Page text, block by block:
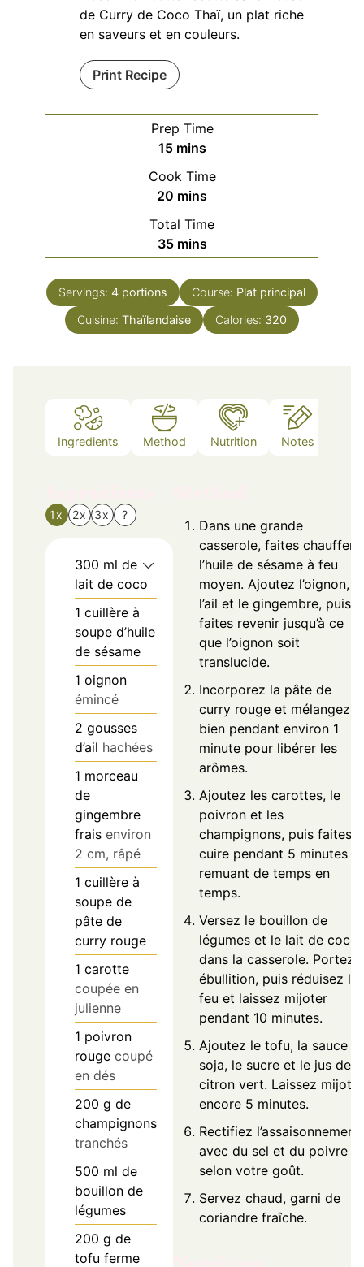
de Curry de Coco Thaï, un plat riche
en saveurs et en couleurs.
Print Recipe
Prep Time
15minutes
mins
Cook Time
20 minutes
mins
Total Time
35minutes
mins
Servings: 4 portions Course: Plat principal
Cuisine: Thaïlandaise Calories: 320
Ingredients Method Nutrition Notes
1x 2x 3x ?
300 ml de
lait de coco
1 cuillère à
soupe d’huile
de sésame
1 oignon
émincé
2 gousses
d’ail hachées
1 morceau
de
gingembre
frais environ
2 cm, râpé
1 cuillère à
soupe de
pâte de
curry rouge
1 carotte
coupée en
julienne
1 poivron
rouge coupé
en dés
200 g de
champignons
tranchés
500 ml de
bouillon de
légumes
200 g de
tofu ferme
Dans une grande
casserole, faites chauffer
l’huile de sésame à feu
moyen. Ajoutez l’oignon,
l’ail et le gingembre, puis
faites revenir jusqu’à ce
que l’oignon soit
translucide.
Incorporez la pâte de
curry rouge et mélangez
bien pendant environ 1
minute pour libérer les
arômes.
Ajoutez les carottes, le
poivron et les
champignons, puis faites
cuire pendant 5 minutes
remuant de temps en
temps.
Versez le bouillon de
légumes et le lait de coco
dans la casserole. Portez
ébullition, puis réduisez le
feu et laissez mijoter
pendant 10 minutes.
Ajoutez le tofu, la sauce
soja, le sucre et le jus de
citron vert. Laissez mijoter
encore 5 minutes.
Rectifiez l’assaisonnement
avec du sel et du poivre
selon votre goût.
Servez chaud, garni de
coriandre fraîche.